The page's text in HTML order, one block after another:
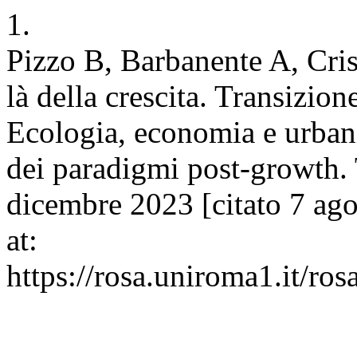
1.
Pizzo B, Barbanente A,
là della crescita.
Ecologia, economia e
dei paradigmi post-
dicembre 2023 [citato 7
at:
https://rosa.uniroma1.it/